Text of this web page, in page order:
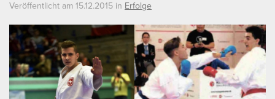
Veröffentlicht am 15.12.2015 in Erfolge